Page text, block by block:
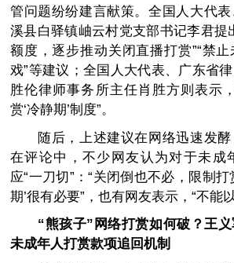
管问题纷纷建言献策。全国人大代
溪县白驿镇岫云村党支部书记李君提
额度，逐步推动关闭直播打赏”“禁
戏”等建议；全国人大代表、广东省
胜伦律师事务所主任肖胜方则表示
赏‘冷静期’制度”。
随后，上述建议在网络迅速发酵
在评论中，不少网友认为对于未成
应“一刀切”：“关闭倒也不必，限制
期’很有必要”，也有网友表示，“不能以
“熊孩子”网络打赏如何破？王
未成年人打赏款项追回机制